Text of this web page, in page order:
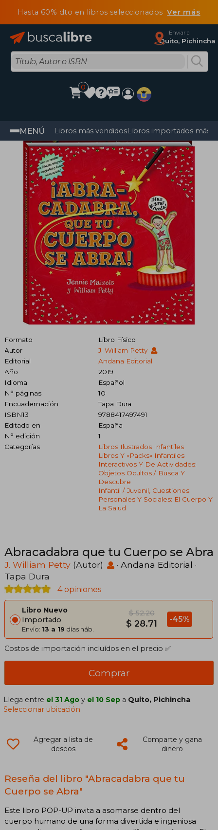
Hasta 60% dto en libros seleccionadosVer más
Enviar a
Quito, Pichincha
0
MENÚ Libros más vendidosLibros importados más
Formato
Libro Físico
Autor
J. William Petty
Editorial
Andana Editorial
Año
2019
Idioma
Español
N° páginas
10
Encuadernación
Tapa Dura
ISBN13
9788417497491
Editado en
España
N° edición
1
Categorías
Libros Ilustrados Infantiles
Libros Y «packs» Infantiles
Interactivos Y De Actividades:
Objetos Ocultos / Busca Y
Descubre
Infantil / Juvenil, Cuestiones
Personales Y Sociales: El Cuerpo Y
La Salud
Abracadabra que tu Cuerpo se Abra
J. William Petty (Autor) · Andana Editorial ·
Tapa Dura
4 opiniones
Libro Nuevo
Importado
Envío: 13 a 19 días háb.
$ 52.20
$ 28.71 -45%
Costos de importación incluídos en el precio ✅
Comprar
Llega entre el 31 Ago y el 10 Sep a Quito, Pichincha.
Seleccionar ubicación
Agregar a lista de
deseos
Comparte y gana
dinero
Reseña del libro "Abracadabra que tu
Cuerpo se Abra"
Este libro POP-UP invita a asomarse dentro del
cuerpo humano de una forma divertida e ingeniosa